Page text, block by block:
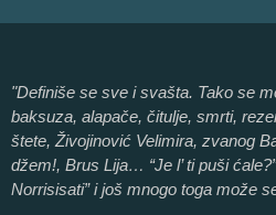
"Definiše se sve i svašta. Tako se
baksuza, alapače, čitulje, smrti,
štete, Živojinović Velimira, zvanog
džem!, Brus Lija… “Je l’ ti puši
Norrisisati” i još mnogo toga može